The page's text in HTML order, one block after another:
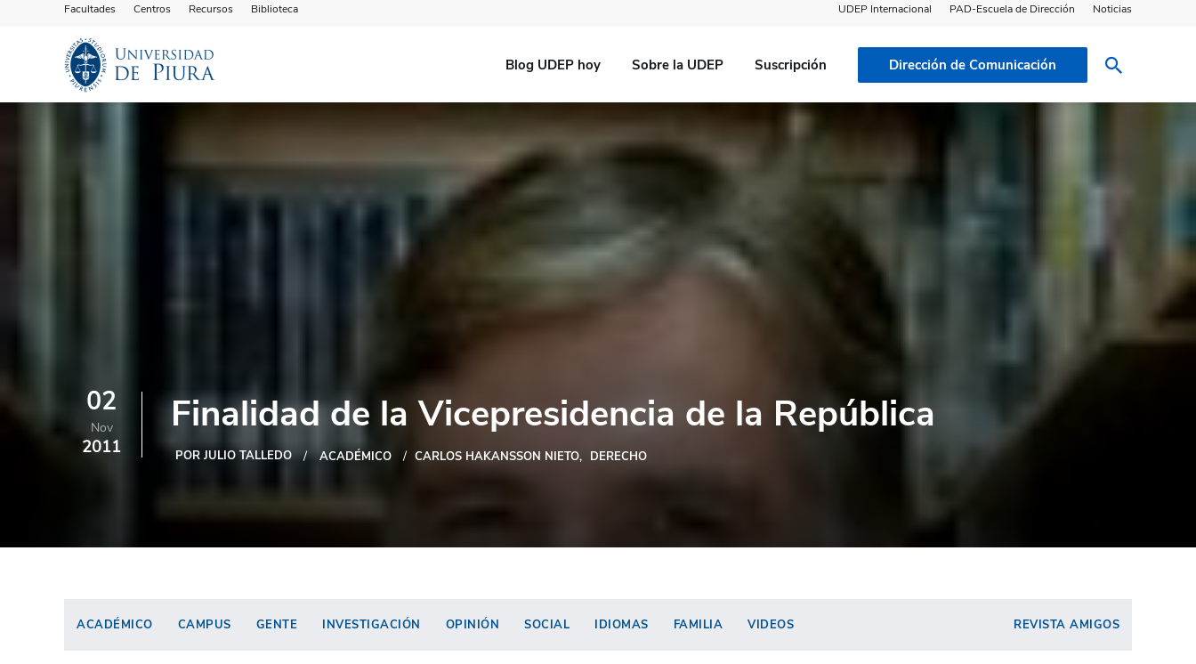
Facultades Centros Recursos Biblioteca UDEP Internacional PAD-Escuela de Dirección Noticias
Blog UDEP hoy Sobre la UDEP Suscripción Dirección de Comunicación
02
Nov
2011
Finalidad de la Vicepresidencia de la República
POR JULIO TALLEDO ACADÉMICO CARLOS HAKANSSON NIETO DERECHO
ACADÉMICO CAMPUS GENTE INVESTIGACIÓN OPINIÓN SOCIAL IDIOMAS FAMILIA VIDEOS REVISTA AMIGOS